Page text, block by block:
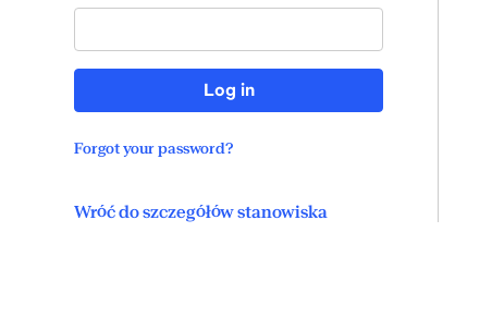
Log in
Forgot your password?
Wróć do szczegółów stanowiska